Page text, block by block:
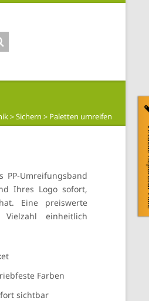
>Sichern > Paletten umreifen
PP-Umreifungsband
Ihres Logo sofort,
Eine preiswerte
einheitlich
Farben
sichtbar